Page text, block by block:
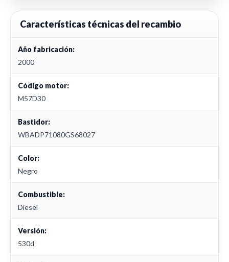
Características técnicas del recambio
Año fabricación:
2000
Código motor:
M57D30
Bastidor:
WBADP71080GS68027
Color:
Negro
Combustible:
Diesel
Versión:
530d